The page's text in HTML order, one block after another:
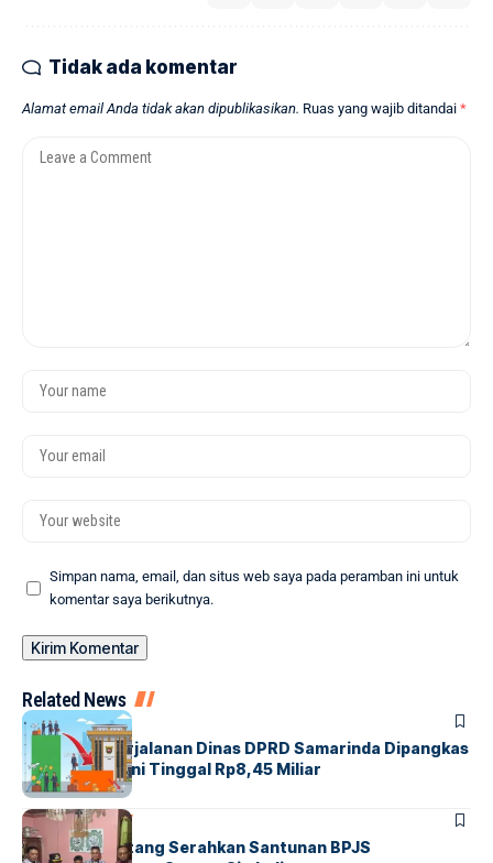
Tidak ada komentar
Alamat email Anda tidak akan dipublikasikan. Ruas yang wajib ditandai *
Simpan nama, email, dan situs web saya pada peramban ini untuk
komentar saya berikutnya.
Related News
SAMARINDA
Anggaran Perjalanan Dinas DPRD Samarinda Dipangkas
Rp10 Miliar, Kini Tinggal Rp8,45 Miliar
BONTANGSOCIETY
Walikota Bontang Serahkan Santunan BPJS